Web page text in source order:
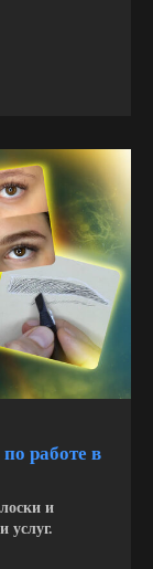
работе в
и
услуг.